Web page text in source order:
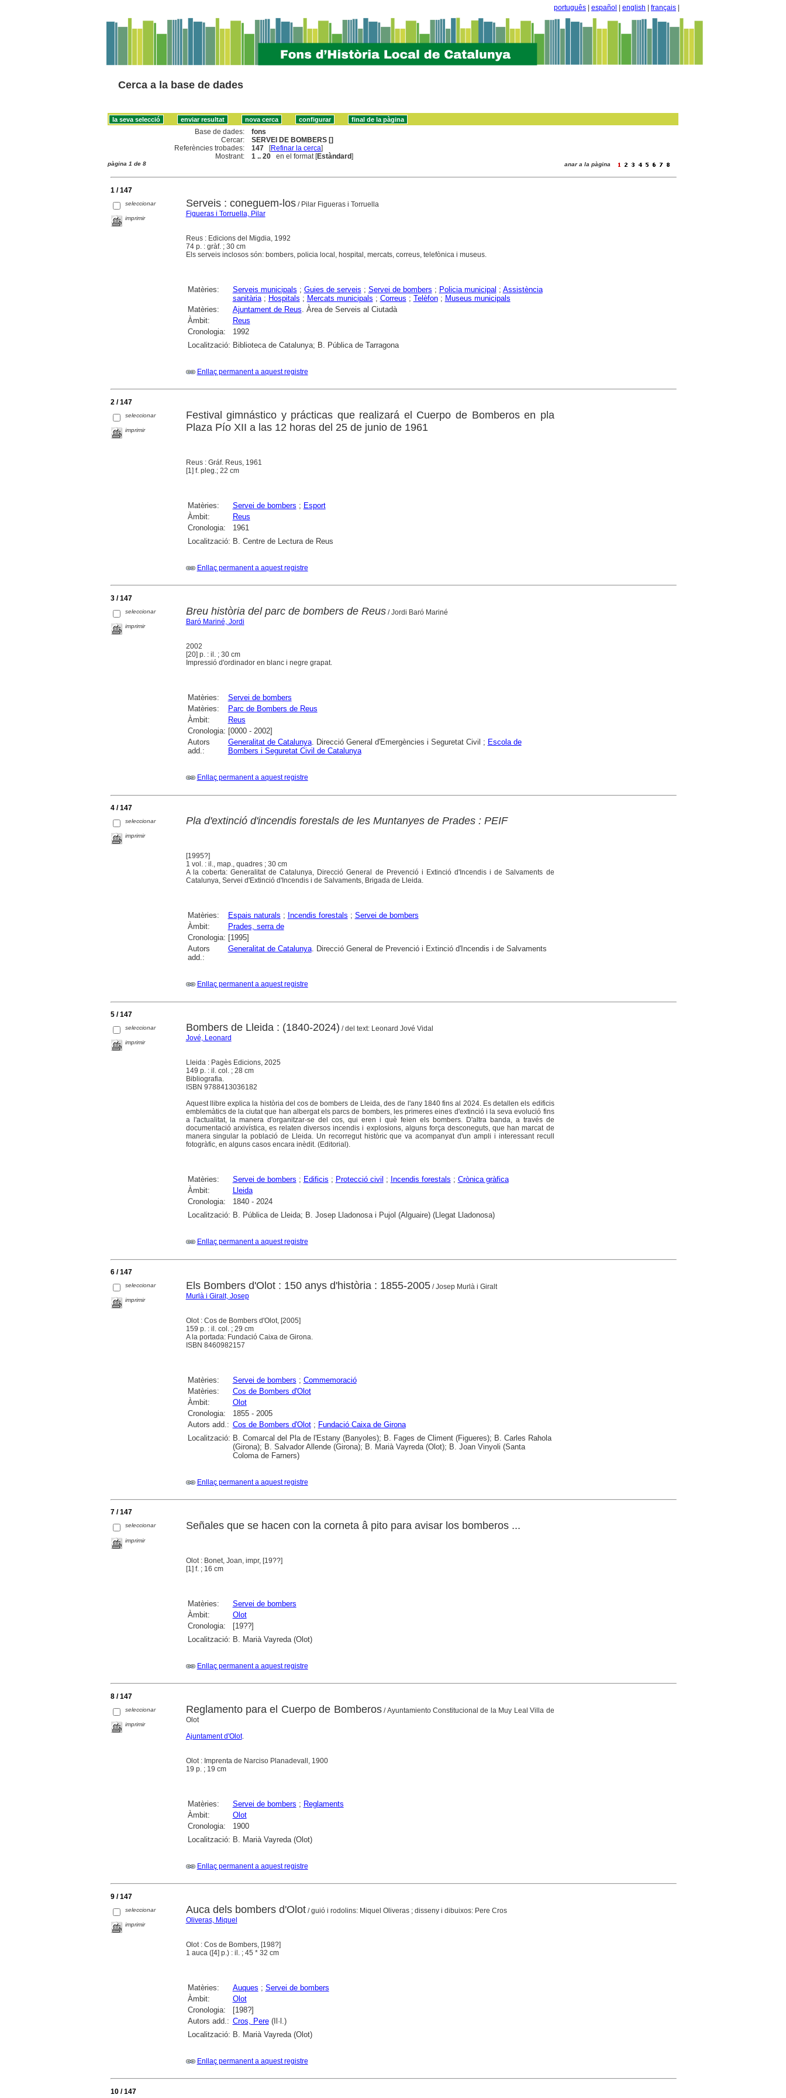
português español english français
Cerca a la base de dades
Base de dades:
fons
Cercar:
SERVEI DE BOMBERS []
Referències trobades:
147 [Refinar la cerca]
Mostrant:
1 .. 20 en el format [Estàndard]
pàgina 1 de 8 anar a la pàgina
1 / 147
seleccionar
imprimir
Serveis : coneguem-los/ Pilar Figueras i Torruella
Figueras i Torruella, Pilar
Reus : Edicions del Migdia, 1992
74 p. : gràf. ; 30 cm
Els serveis inclosos són: bombers, policia local, hospital, mercats, correus, telefònica i museus.
Matèries: Serveis municipals ; Guies de serveis ; Servei de bombers ; Policia municipal ; Assistència
sanitària; Hospitals ; Mercats municipals ; Correus ; Telèfon; Museus municipals
Matèries:
Ajuntament de Reus . Àrea de Serveis al Ciutadà
Àmbit:
Reus
Cronologia:
1992
Localització: Biblioteca de Catalunya; B. Pública de Tarragona
Enllaç permanent a aquest registre
2 / 147
seleccionar
imprimir
Festival gimnástico y prácticas que realizará el Cuerpo de Bomberos en pla
Plaza Pío XII a las 12 horas del 25 de junio de 1961
Reus : Gráf. Reus, 1961
[1] f. pleg.; 22 cm
Matèries: Servei de bombers ; Esport
Àmbit:
Reus
Cronologia:
1961
Localització: B. Centre de Lectura de Reus
Enllaç permanent a aquest registre
3 / 147
seleccionar
imprimir
Breu història del parc de bombers de Reus/ Jordi Baró Mariné
Baró Mariné, Jordi
2002
[20] p. : il. ; 30 cm
Impressió d'ordinador en blanc i negre grapat.
Matèries:
Servei de bombers
Matèries:
Parc de Bombers de Reus
Àmbit:
Reus
Cronologia: [0000 - 2002]
Autors
add.:
Generalitat de Catalunya. Direcció General d'Emergències i Seguretat Civil ; Escola de
Bombers i Seguretat Civil de Catalunya
Enllaç permanent a aquest registre
4 / 147
seleccionar
imprimir
Pla d'extinció d'incendis forestals de les Muntanyes de Prades : PEIF
[1995?]
1 vol. : il., map., quadres ; 30 cm
A la coberta: Generalitat de Catalunya, Direcció General de Prevenció i Extinció d'Incendis i de Salvaments de
Catalunya, Servei d'Extinció d'Incendis i de Salvaments, Brigada de Lleida.
Matèries: Espais naturals ; Incendis forestals ; Servei de bombers
Àmbit:
Prades, serra de
Cronologia: [1995]
Autors
add.:
Generalitat de Catalunya. Direcció General de Prevenció i Extinció d'Incendis i de Salvaments
Enllaç permanent a aquest registre
5 / 147
seleccionar
imprimir
Bombers de Lleida : (1840-2024) / del text: Leonard Jové Vidal
Jové, Leonard
Lleida : Pagès Edicions, 2025
149 p. : il. col. ; 28 cm
Bibliografia.
ISBN 9788413036182
Aquest llibre explica la història del cos de bombers de Lleida, des de l'any 1840 fins al 2024. Es detallen els edificis
emblemàtics de la ciutat que han albergat els parcs de bombers, les primeres eines d'extinció i la seva evolució fins
a l'actualitat, la manera d'organitzar-se del cos, qui eren i què feien els bombers. D'altra banda, a través de
documentació arxivística, es relaten diversos incendis i explosions, alguns força desconeguts, que han marcat de
manera singular la població de Lleida. Un recorregut històric que va acompanyat d'un ampli i interessant recull
fotogràfic, en alguns casos encara inèdit. (Editorial).
Matèries: Servei de bombers ; Edificis ; Protecció civil ; Incendis forestals ; Crònica gràfica
Àmbit:
Lleida
Cronologia:
1840 - 2024
Localització: B. Pública de Lleida; B. Josep Lladonosa i Pujol (Alguaire) (Llegat Lladonosa)
Enllaç permanent a aquest registre
6 / 147
seleccionar
imprimir
Els Bombers d'Olot : 150 anys d'història : 1855-2005/ Josep Murlà i Giralt
Murlà i Giralt, Josep
Olot : Cos de Bombers d'Olot, [2005]
159 p. : il. col. ; 29 cm
A la portada: Fundació Caixa de Girona.
ISBN 8460982157
Matèries: Servei de bombers ; Commemoració
Matèries:
Cos de Bombers d'Olot
Àmbit:
Olot
Cronologia:
1855 - 2005
Autors add.: Cos de Bombers d'Olot; Fundació Caixa de Girona
Localització: B. Comarcal del Pla de l'Estany (Banyoles); B. Fages de Climent (Figueres); B. Carles Rahola
(Girona); B. Salvador Allende (Girona); B. Marià Vayreda (Olot); B. Joan Vinyoli (Santa
Coloma de Farners)
Enllaç permanent a aquest registre
7 / 147
seleccionar
imprimir
Señales que se hacen con la corneta â pito para avisar los bomberos ...
Olot : Bonet, Joan, impr, [19??]
[1] f. ; 16 cm
Matèries:
Servei de bombers
Àmbit:
Olot
Cronologia:
[19??]
Localització: B. Marià Vayreda (Olot)
Enllaç permanent a aquest registre
8 / 147
seleccionar
imprimir
Reglamento para el Cuerpo de Bomberos/ Ayuntamiento Constitucional de la Muy Leal Villa de
Olot
Ajuntament d'Olot.
Olot : Imprenta de Narciso Planadevall, 1900
19 p. ; 19 cm
Matèries: Servei de bombers ; Reglaments
Àmbit:
Olot
Cronologia:
1900
Localització: B. Marià Vayreda (Olot)
Enllaç permanent a aquest registre
9 / 147
seleccionar
imprimir
Auca dels bombers d'Olot/ guió i rodolins: Miquel Oliveras ; disseny i dibuixos: Pere Cros
Oliveras, Miquel
Olot : Cos de Bombers, [198?]
1 auca ([4] p.) : il. ; 45 * 32 cm
Matèries: Auques ; Servei de bombers
Àmbit:
Olot
Cronologia:
[198?]
Autors add.: Cros, Pere(Il·l.)
Localització: B. Marià Vayreda (Olot)
Enllaç permanent a aquest registre
10 / 147